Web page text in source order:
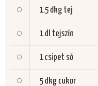
1.5 dkg tej
1 dl tejszín
1 csipet só
5 dkg cukor